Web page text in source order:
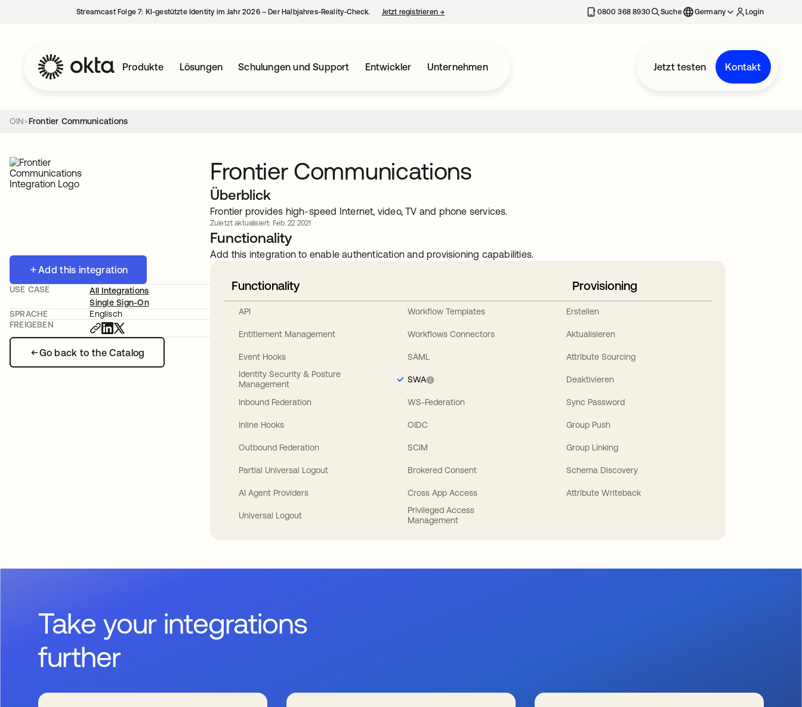
Streamcast Folge 7: KI-gestützte Identity im Jahr 2026 – Der Halbjahres-Reality-Check. Jetzt registrieren→ 0800 368 8930 Suche Germany Login
Produkte Lösungen Schulungen und Support Entwickler Unternehmen Jetzt testen Kontakt
OIN Frontier Communications
Add this integration
Go back to the Catalog
USE CASE
All Integrations
Single Sign-On
SPRACHE
Englisch
FREIGEBEN
Frontier Communications
Überblick
Frontier provides high-speed Internet, video, TV and phone services.
Zuletzt aktualisiert: Feb. 22 2021
Functionality
Add this integration to enable authentication and provisioning capabilities.
Functionality
API
Entitlement Management
Event Hooks
Identity Security & Posture
Management
Inbound Federation
Inline Hooks
Outbound Federation
Partial Universal Logout
AI Agent Providers
Universal Logout
Workflow Templates
Workflows Connectors
SAML
SWA
WS-Federation
OIDC
SCIM
Brokered Consent
Cross App Access
Privileged Access
Management
Provisioning
Erstellen
Aktualisieren
Attribute Sourcing
Deaktivieren
Sync Password
Group Push
Group Linking
Schema Discovery
Attribute Writeback
Take your integrations
further